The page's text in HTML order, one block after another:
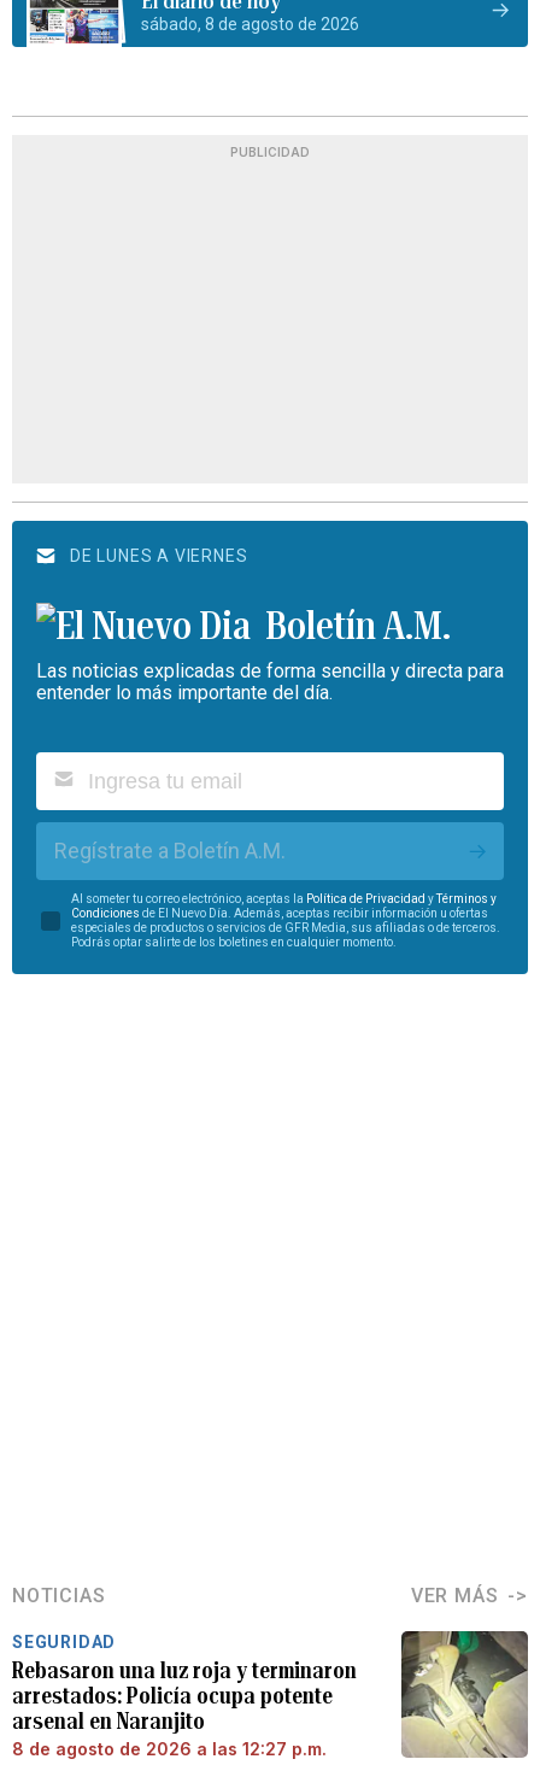
sábado, 8 de agosto de 2026
PUBLICIDAD
DE LUNES A VIERNES
Boletín A.M.
Las noticias explicadas de forma sencilla y directa para
entender lo más importante del día.
Regístrate a Boletín A.M.
Al someter tu correo electrónico, aceptas la Política de Privacidad yTérminos y
Condiciones de El Nuevo Día. Además, aceptas recibir información u ofertas
especiales de productos o servicios de GFR Media, sus afiliadas o de terceros.
Podrás optar salirte de los boletines en cualquier momento.
NOTICIAS VER MÁS
SEGURIDAD
Rebasaron una luz roja y terminaron
arrestados: Policía ocupa potente
arsenal en Naranjito
8 de agosto de 2026 a las 12:27 p.m.